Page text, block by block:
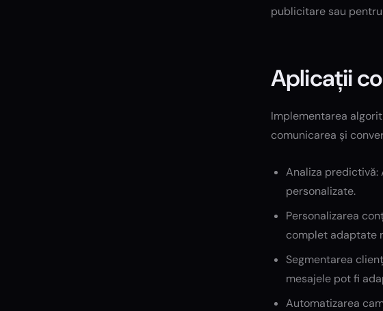
publicitare sau
Aplicații
Implementarea
comunicarea și
Analiza
personalizate.
Personalizarea
complet adaptate
Segmentarea
mesajele pot fi
Automatizarea